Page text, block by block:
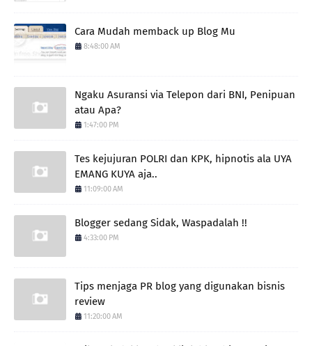
Cara Mudah memback up Blog Mu
8:48:00 AM
Ngaku Asuransi via Telepon dari BNI, Penipuan
atau Apa?
1:47:00 PM
Tes kejujuran POLRI dan KPK, hipnotis ala UYA
EMANG KUYA aja..
11:09:00 AM
Blogger sedang Sidak, Waspadalah !!
4:33:00 PM
Tips menjaga PR blog yang digunakan bisnis
review
11:20:00 AM